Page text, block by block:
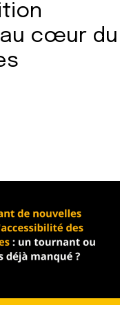
cœur du